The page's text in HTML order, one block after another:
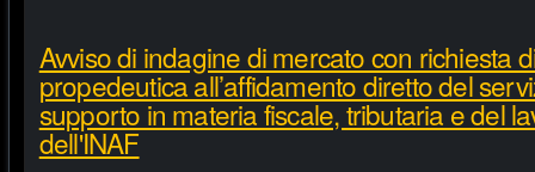
Avviso di indagine di mercato con richiesta
propedeutica all’affidamento diretto del
supporto in materia fiscale, tributaria e del
dell'INAF